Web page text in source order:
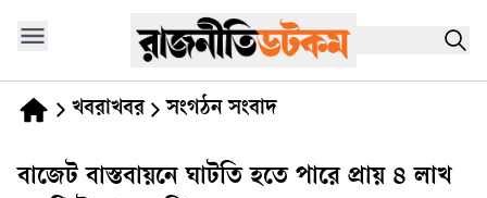
খবরাখবর সংগঠন সংবাদ
বাজেট বাস্তবায়নে ঘাটতি হতে পারে প্রায় ৪ লাখ